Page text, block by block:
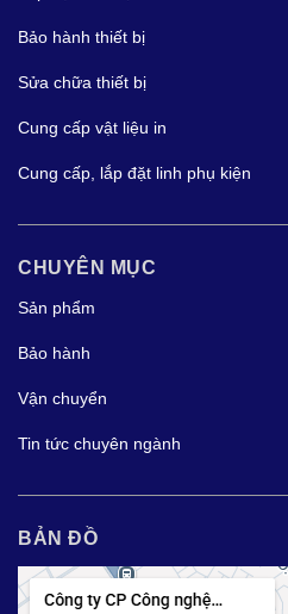
Bảo hành thiết bị
Sửa chữa thiết bị
Cung cấp vật liệu in
Cung cấp, lắp đặt linh phụ kiện
CHUYÊN MỤC
Sản phẩm
Bảo hành
Vận chuyển
Tin tức chuyên ngành
BẢN ĐỒ